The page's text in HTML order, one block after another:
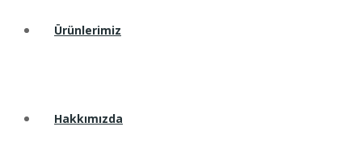
Ürünlerimiz
Hakkımızda